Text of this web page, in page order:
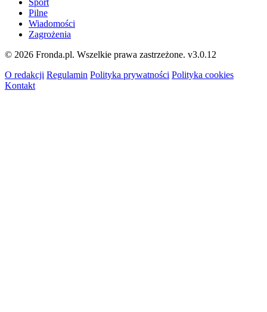
Pilne
Wiadomości
Zagrożenia
© 2026 Fronda.pl. Wszelkie prawa zastrzeżone. v3.0.12
O redakcji Regulamin Polityka prywatności Polityka cookies
Kontakt